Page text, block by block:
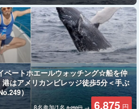
ベートホエールウォッチング☆船を仲
はアメリカンビレッジ徒歩5分＜手ぶ
）
8名参加/1名 8,250円 → 6,875 円